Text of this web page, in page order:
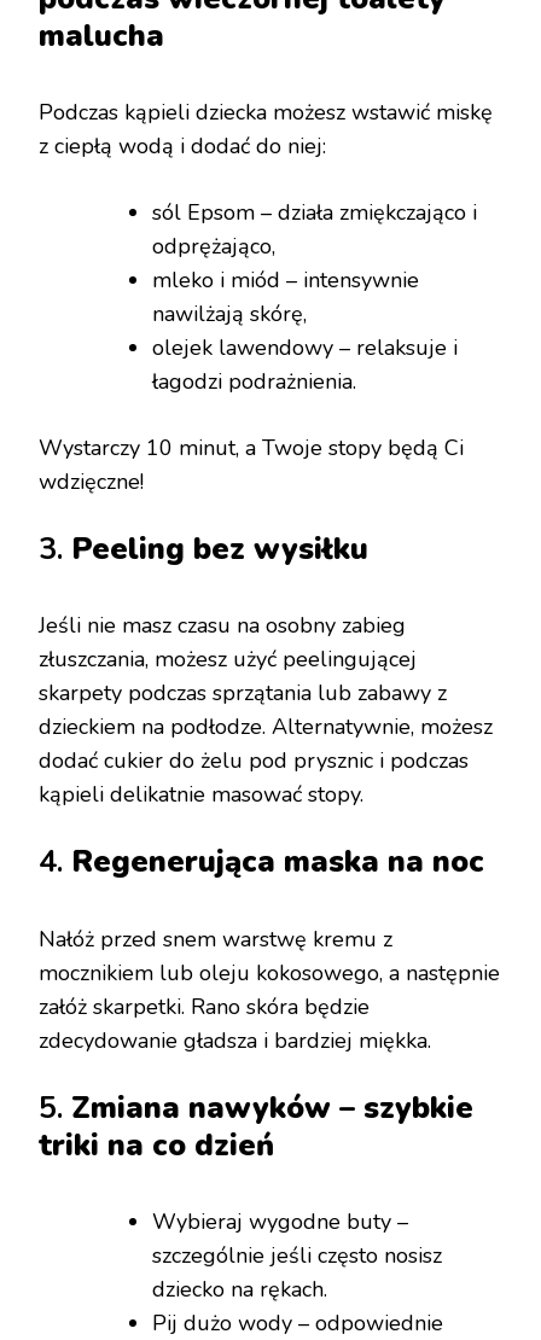
malucha
Podczas kąpieli dziecka możesz wstawić miskę
z ciepłą wodą i dodać do niej:
sól Epsom – działa zmiękczająco i
odprężająco,
mleko i miód – intensywnie
nawilżają skórę,
olejek lawendowy – relaksuje i
łagodzi podrażnienia.
Wystarczy 10 minut, a Twoje stopy będą Ci
wdzięczne!
3. Peeling bez wysiłku
Jeśli nie masz czasu na osobny zabieg
złuszczania, możesz użyć peelingującej
skarpety podczas sprzątania lub zabawy z
dzieckiem na podłodze. Alternatywnie, możesz
dodać cukier do żelu pod prysznic i podczas
kąpieli delikatnie masować stopy.
4. Regenerująca maska na noc
Nałóż przed snem warstwę kremu z
mocznikiem lub oleju kokosowego, a następnie
załóż skarpetki. Rano skóra będzie
zdecydowanie gładsza i bardziej miękka.
5. Zmiana nawyków – szybkie
triki na co dzień
Wybieraj wygodne buty –
szczególnie jeśli często nosisz
dziecko na rękach.
Pij dużo wody – odpowiednie